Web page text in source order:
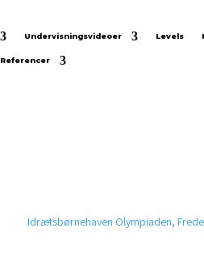
Undervisningsvideoer Levels
Referencer
Idrætsbørnehaven Olympiaden,